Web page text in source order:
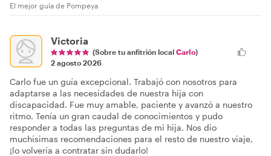
El mejor guía de Pompeya
Victoria
(Sobre tu anfitrión local Carlo)
2 agosto 2026
Carlo fue un guía excepcional. Trabajó con nosotros para
adaptarse a las necesidades de nuestra hija con
discapacidad. Fue muy amable, paciente y avanzó a nuestro
ritmo. Tenía un gran caudal de conocimientos y pudo
responder a todas las preguntas de mi hija. Nos dio
muchísimas recomendaciones para el resto de nuestro viaje,
¡lo volvería a contratar sin dudarlo!